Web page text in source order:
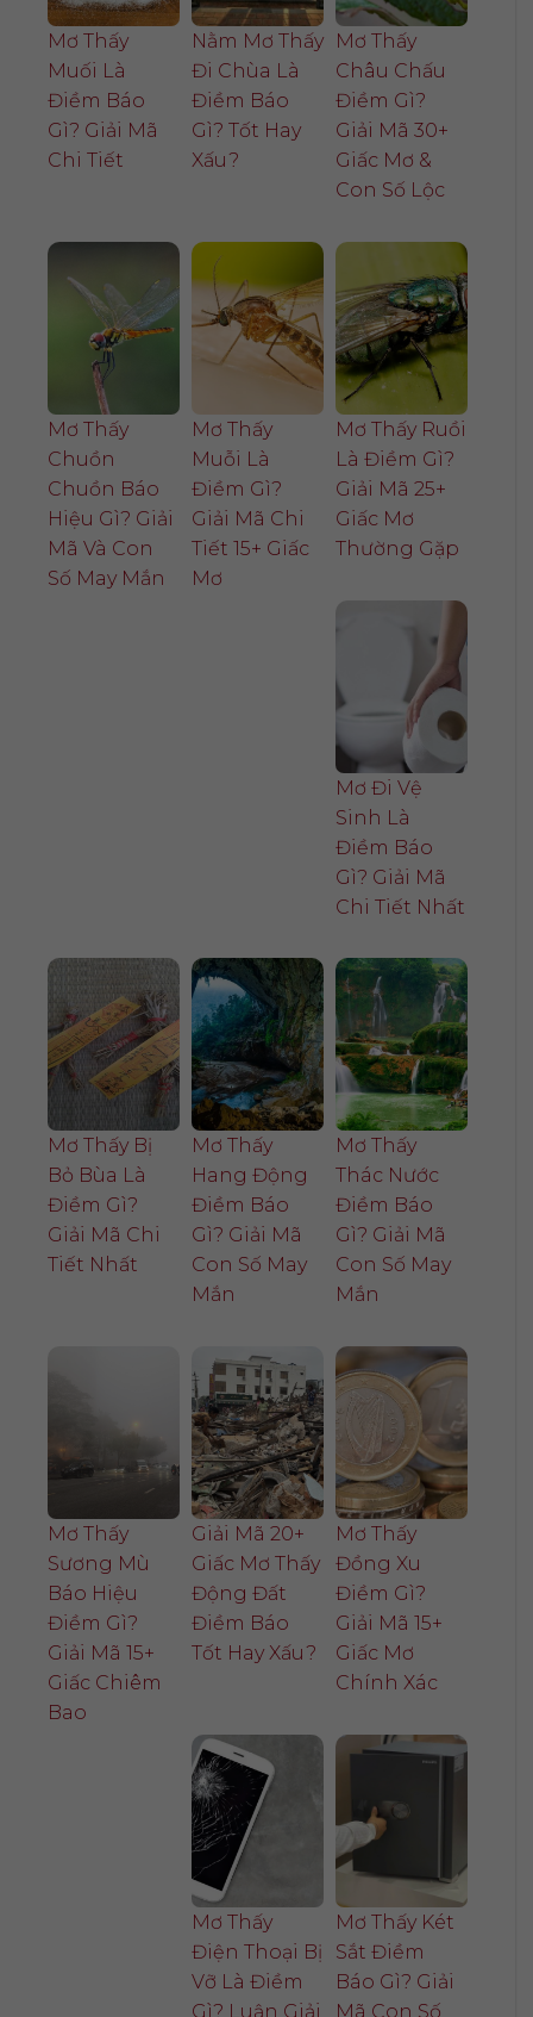
Mơ Thấy
Muối Là
Điềm Báo
Gì? Giải Mã
Chi Tiết
Nằm Mơ Thấy
Đi Chùa Là
Điềm Báo
Gì? Tốt Hay
Xấu?
Mơ Thấy
Châu Chấu
Điềm Gì?
Giải Mã 30+
Giấc Mơ &
Con Số Lộc
Mơ Thấy
Chuồn
Chuồn Báo
Hiệu Gì? Giải
Mã Và Con
Số May Mắn
Mơ Thấy
Muỗi Là
Điềm Gì?
Giải Mã Chi
Tiết 15+ Giấc
Mơ
Mơ Thấy Ruồi
Là Điềm Gì?
Giải Mã 25+
Giấc Mơ
Thường Gặp
Mơ Đi Vệ
Sinh Là
Điềm Báo
Gì? Giải Mã
Chi Tiết Nhất
Mơ Thấy Bị
Bỏ Bùa Là
Điềm Gì?
Giải Mã Chi
Tiết Nhất
Mơ Thấy
Hang Động
Điềm Báo
Gì? Giải Mã
Con Số May
Mắn
Mơ Thấy
Thác Nước
Điềm Báo
Gì? Giải Mã
Con Số May
Mắn
Mơ Thấy
Sương Mù
Báo Hiệu
Điềm Gì?
Giải Mã 15+
Giấc Chiêm
Bao
Giải Mã 20+
Giấc Mơ Thấy
Động Đất
Điềm Báo
Tốt Hay Xấu?
Mơ Thấy
Đồng Xu
Điềm Gì?
Giải Mã 15+
Giấc Mơ
Chính Xác
Mơ Thấy
Điện Thoại Bị
Vỡ Là Điềm
Gì? Luận Giải
Mơ Thấy Két
Sắt Điềm
Báo Gì? Giải
Mã Con Số